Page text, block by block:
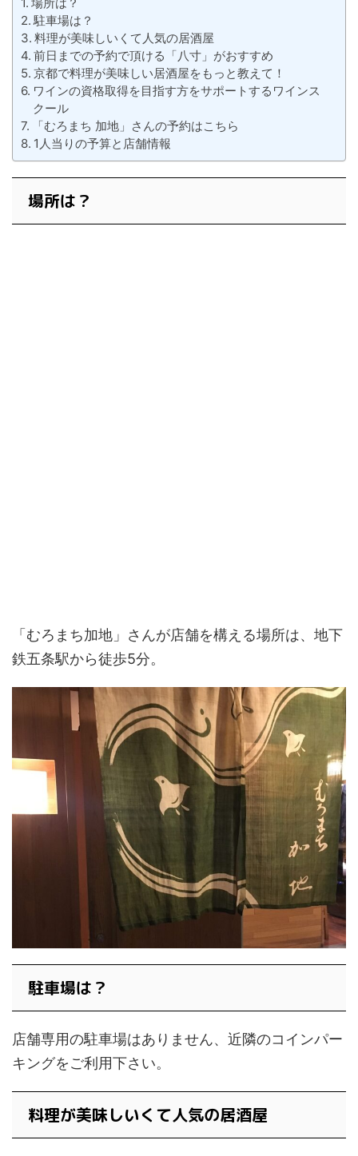
駐車場は？
料理が美味しいくて人気の居酒屋
前日までの予約で頂ける「八寸」がおすすめ
京都で料理が美味しい居酒屋をもっと教えて！
ワインの資格取得を目指す方をサポートするワインス
クール
「むろまち 加地」さんの予約はこちら
1人当りの予算と店舗情報
場所は？
「むろまち加地」さんが店舗を構える場所は、地下
鉄五条駅から徒歩5分。
駐車場は？
店舗専用の駐車場はありません、近隣のコインパー
キングをご利用下さい。
料理が美味しいくて人気の居酒屋